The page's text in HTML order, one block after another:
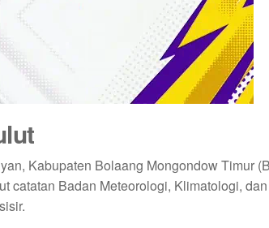
Kabupaten Bolaang Mongondow Timur
catatan Badan Meteorologi, Klimatologi,